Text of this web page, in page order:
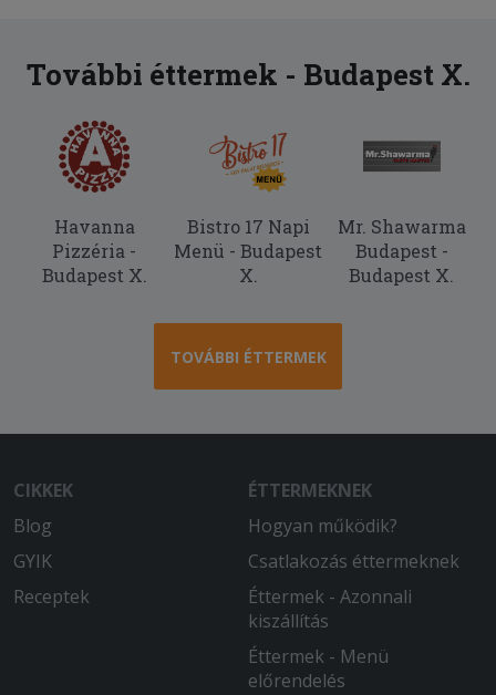
További éttermek - Budapest X.
Havanna
Pizzéria -
Budapest X.
Bistro 17 Napi
Menü - Budapest
X.
Mr. Shawarma
Budapest -
Budapest X.
TOVÁBBI ÉTTERMEK
CIKKEK
Blog
GYIK
Receptek
ÉTTERMEKNEK
Hogyan működik?
Csatlakozás éttermeknek
Éttermek - Azonnali
kiszállítás
Éttermek - Menü
előrendelés